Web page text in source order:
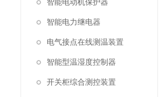
智能电动机保护器
智能电力继电器
电气接点在线测温装置
智能型温湿度控制器
开关柜综合测控装置